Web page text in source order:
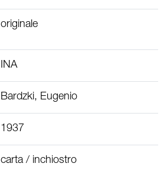
originale
INA
Bardzki, Eugenio
1937
carta / inchiostro